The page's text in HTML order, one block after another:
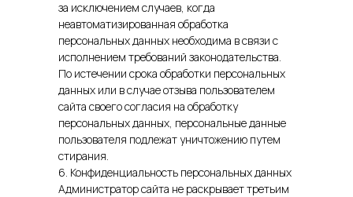
за исключением случаев, когда
неавтоматизированная обработка
персональных данных необходима в связи с
исполнением требований законодательства.
По истечении срока обработки персональных
данных или в случае отзыва пользователем
сайта своего согласия на обработку
персональных данных, персональные данные
пользователя подлежат уничтожению путем
стирания.
6. Конфиденциальность персональных данных
Администратор сайта не раскрывает третьим